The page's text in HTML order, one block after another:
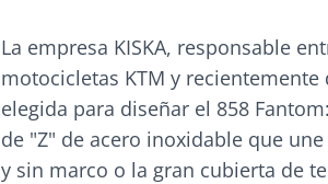
La empresa KISKA, responsable
motocicletas KTM y
elegida para diseñar el 858
de "Z" de acero inoxidable que
y sin marco o la gran cubierta de